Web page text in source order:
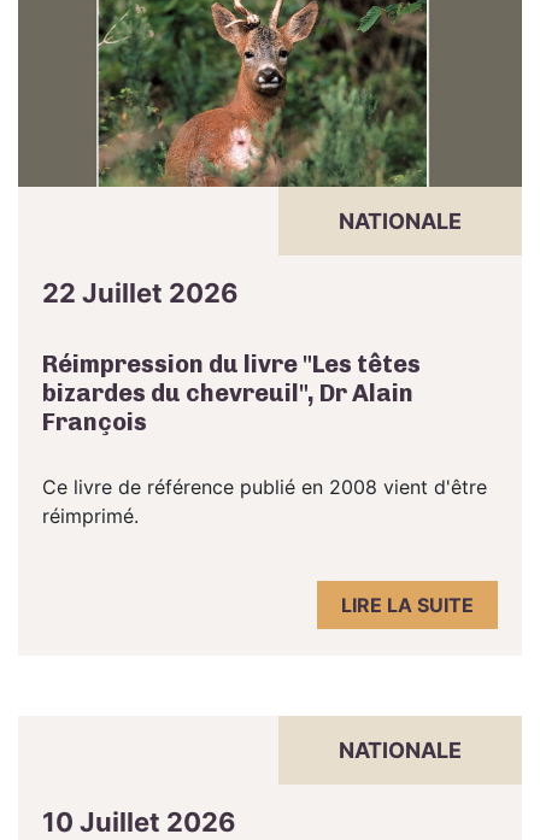
NATIONALE
22 Juillet 2026
Réimpression du livre "Les têtes
bizardes du chevreuil", Dr Alain
François
Ce livre de référence publié en 2008 vient d'être
réimprimé.
LIRE LA SUITE
NATIONALE
10 Juillet 2026